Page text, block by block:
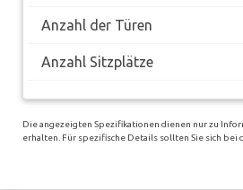
Anzahl der Türen
Anzahl Sitzplätze
Die angezeigten Spezifikationen dienen nur zu
erhalten. Für spezifische Details sollten Sie sich